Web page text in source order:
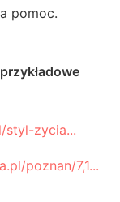
pomoc.
styl-zycia...
poznan/7,1...